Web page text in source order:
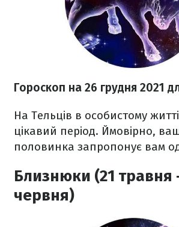
Гороскоп на 26 грудня 2021
На Тельців в особистому
цікавий період. Ймовірно,
половинка запропонує вам
Близнюки (21 травня
червня)